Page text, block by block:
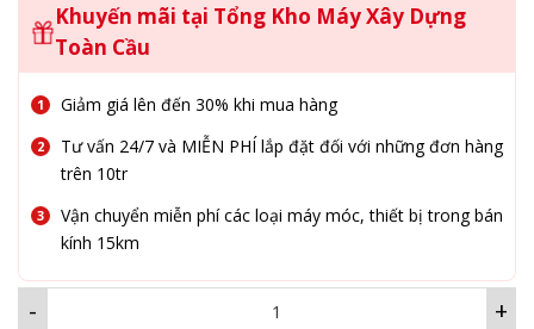
Khuyến mãi tại Tổng Kho Máy Xây Dựng
Toàn Cầu
Giảm giá lên đến 30% khi mua hàng
Tư vấn 24/7 và MIỄN PHÍ lắp đặt đối với những đơn hàng
trên 10tr
Vận chuyển miễn phí các loại máy móc, thiết bị trong bán
kính 15km
+
-